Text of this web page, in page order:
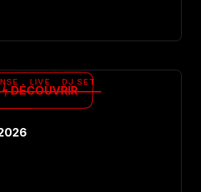
LIVE DJ SET
DÉCOUVRIR